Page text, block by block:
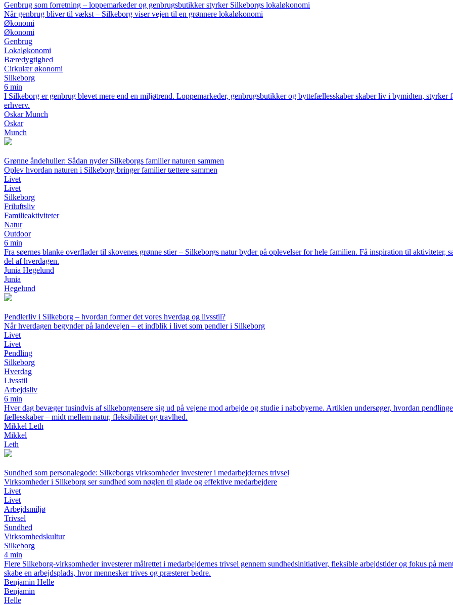
Genbrug som forretning – loppemarkeder og genbrugsbutikker styrker Silkeborgs lokaløkonomi
Når genbrug bliver til vækst – Silkeborg viser vejen til en grønnere lokaløkonomi
Økonomi
Økonomi
Genbrug
Lokaløkonomi
Bæredygtighed
Cirkulær økonomi
Silkeborg
6 min
I Silkeborg er genbrug blevet mere end en miljøtrend. Loppemarkeder, genbrugsbutikker og byttefællesskaber skaber liv i bymidten,
erhverv.
Oskar Munch
Oskar
Munch
Grønne åndehuller: Sådan nyder Silkeborgs familier naturen sammen
Oplev hvordan naturen i Silkeborg bringer familier tættere sammen
Livet
Livet
Silkeborg
Friluftsliv
Familieaktiviteter
Natur
Outdoor
6 min
Fra søernes blanke overflader til skovenes grønne stier – Silkeborgs natur byder på oplevelser for hele familien. Få inspiration til
del af hverdagen.
Junia Hegelund
Junia
Hegelund
Pendlerliv i Silkeborg – hvordan former det vores hverdag og livsstil?
Når hverdagen begynder på landevejen – et indblik i livet som pendler i Silkeborg
Livet
Livet
Pendling
Silkeborg
Hverdag
Livsstil
Arbejdsliv
6 min
Hver dag bevæger tusindvis af silkeborgensere sig ud på vejene mod arbejde og studie i nabobyerne. Artiklen undersøger, hvordan
fællesskaber – midt mellem natur, fleksibilitet og travlhed.
Mikkel Leth
Mikkel
Leth
Sundhed som personalegode: Silkeborgs virksomheder investerer i medarbejdernes trivsel
Virksomheder i Silkeborg ser sundhed som nøglen til glade og effektive medarbejdere
Livet
Livet
Arbejdsmiljø
Trivsel
Sundhed
Virksomhedskultur
Silkeborg
4 min
Flere Silkeborg-virksomheder investerer målrettet i medarbejdernes trivsel gennem sundhedsinitiativer, fleksible arbejdstider og fokus på
skabe en arbejdsplads, hvor mennesker trives og præsterer bedre.
Benjamin Helle
Benjamin
Helle